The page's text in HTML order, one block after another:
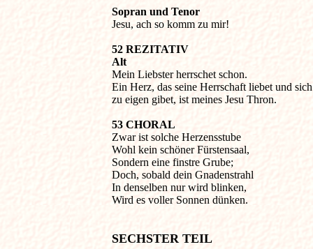
Sopran und Tenor
Jesu, ach so komm zu mir!
52 REZITATIV
Alt
Mein Liebster herrschet schon.
Ein Herz, das seine Herrschaft liebet und
zu eigen gibet, ist meines Jesu Thron.
53 CHORAL
Zwar ist solche Herzensstube
Wohl kein schöner Fürstensaal,
Sondern eine finstre Grube;
Doch, sobald dein Gnadenstrahl
In denselben nur wird blinken,
Wird es voller Sonnen dünken.
SECHSTER TEIL